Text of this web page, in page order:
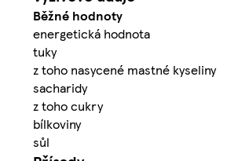
Běžné hodnoty
energetická hodnota
tuky
z toho nasycené mastné kyseliny
sacharidy
z toho cukry
bílkoviny
sůl